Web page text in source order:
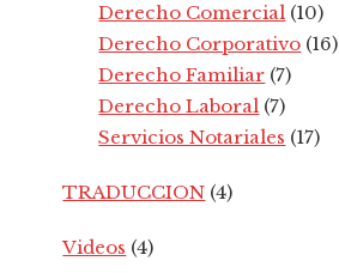
Derecho Comercial (10)
Derecho Corporativo (16)
Derecho Familiar (7)
Derecho Laboral (7)
Servicios Notariales (17)
TRADUCCION (4)
Videos (4)